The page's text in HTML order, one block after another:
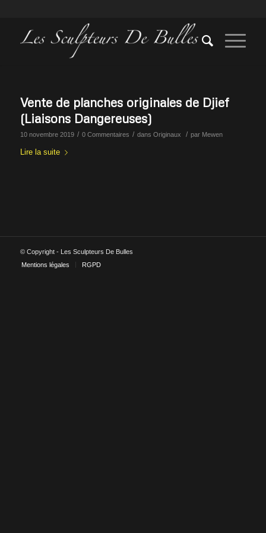
Vente de planches originales de Djief
(Liaisons Dangereuses)
10 novembre 2019 / 0 Commentaires / dans Originaux / par Mewen
Lire la suite
© Copyright - Les Sculpteurs De Bulles
Mentions légales
RGPD